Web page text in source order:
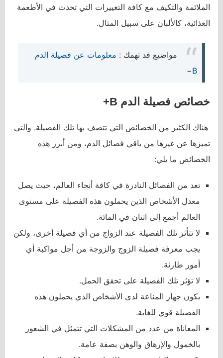
الملائمة والتكيف مع كافة التغييرات التي تحدث في الأطعمة
الغذائية، كالألبان على سبيل المثال.
مواضيع قد تهمك : معلومات عن فصيلة الدم
B−
خصائص فصيلة الدم B
+
هناك الكثير من الخصائص التي تتصف بها تلك الفصيلة. والتي
تميزها عن غيرها من باقي فصائل الدم، ومن أبرز هذه
الخصائص ما يلي:
تعد من الفصائل النادرة في كافة أنحاء العالم، حيث يصل
معدل الأشخاص الذين يحملون هذه الفصيلة على مستوى
العالم أجمع إلى اثنان في المائة.
لا تتأثر تلك الفصيلة عند الزواج من أي فصيلة أخرى، ولكن
يجب معرفة فصيلة الزوج والزوجة من أجل مواكبة أي
أمور طارئة.
لا تؤثر تلك الفصيلة على تحقق الحمل.
يكون جهاز المناعة لدى الأشخاص الذي يحملون هذه
الفصيلة قوي للغاية.
المعاناة من عدد من المشكلات التي تتمثل في الشعور
بالخمول والإرهاق والوهن بصفة عامة.